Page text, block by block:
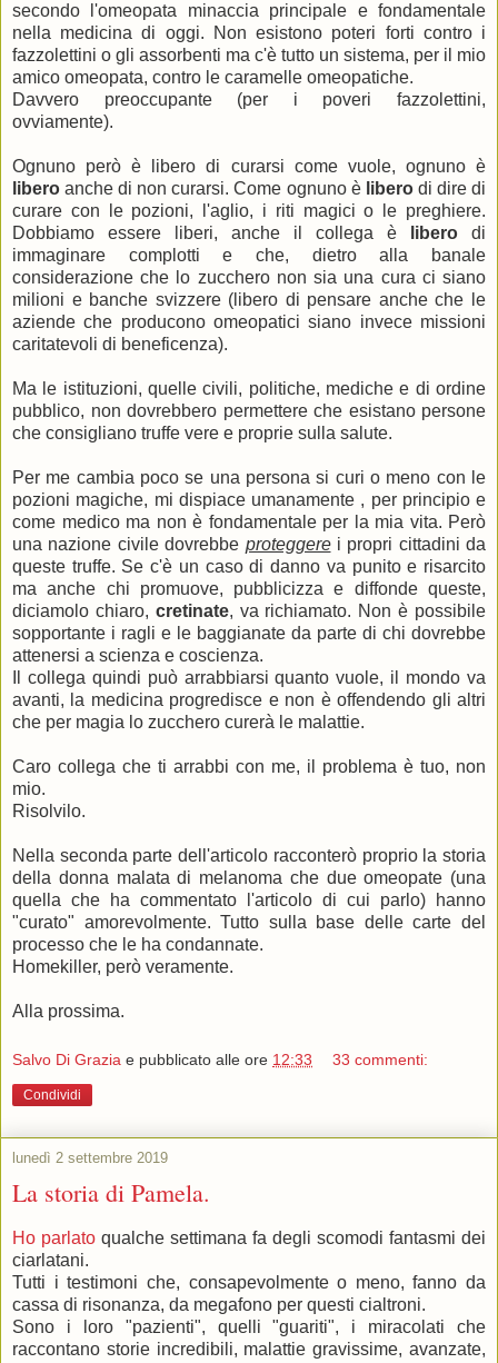
secondo l'omeopata minaccia principale e fondamentale
nella medicina di oggi. Non esistono poteri forti contro i
fazzolettini o gli assorbenti ma c'è tutto un sistema, per il mio
amico omeopata, contro le caramelle omeopatiche.
Davvero preoccupante (per i poveri fazzolettini,
ovviamente).
Ognuno però è libero di curarsi come vuole, ognuno è
libero anche di non curarsi. Come ognuno è liberodi dire di
curare con le pozioni, l'aglio, i riti magici o le preghiere.
Dobbiamo essere liberi, anche il collega è
libero di
immaginare complotti e che, dietro alla banale
considerazione che lo zucchero non sia una cura ci siano
milioni e banche svizzere (libero di pensare anche che le
aziende che producono omeopatici siano invece missioni
caritatevoli di beneficenza).
Ma le istituzioni, quelle civili, politiche, mediche e di ordine
pubblico, non dovrebbero permettere che esistano persone
che consigliano truffe vere e proprie sulla salute.
Per me cambia poco se una persona si curi o meno con le
pozioni magiche, mi dispiace umanamente , per principio e
come medico ma non è fondamentale per la mia vita. Però
una nazione civile dovrebbe proteggere i propri cittadini da
queste truffe. Se c'è un caso di danno va punito e risarcito
ma anche chi promuove, pubblicizza e diffonde queste,
diciamolo chiaro, cretinate, va richiamato. Non è possibile
sopportante i ragli e le baggianate da parte di chi dovrebbe
attenersi a scienza e coscienza.
Il collega quindi può arrabbiarsi quanto vuole, il mondo va
avanti, la medicina progredisce e non è offendendo gli altri
che per magia lo zucchero curerà le malattie.
Caro collega che ti arrabbi con me, il problema è tuo, non
mio.
Risolvilo.
Nella seconda parte dell'articolo racconterò proprio la storia
della donna malata di melanoma che due omeopate (una
quella che ha commentato l'articolo di cui parlo) hanno
"curato" amorevolmente. Tutto sulla base delle carte del
processo che le ha condannate.
Homekiller, però veramente.
Alla prossima.
Salvo Di Grazia e pubblicato alle ore 12:33 33 commenti:
Condividi
lunedì 2 settembre 2019
La storia di Pamela.
Ho parlato qualche settimana fa degli scomodi fantasmi dei
ciarlatani.
Tutti i testimoni che, consapevolmente o meno, fanno da
cassa di risonanza, da megafono per questi cialtroni.
Sono i loro "pazienti", quelli "guariti", i miracolati che
raccontano storie incredibili, malattie gravissime, avanzate,